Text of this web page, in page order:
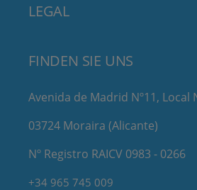
LEGAL
FINDEN SIE UNS
Avenida de Madrid Nº11, Local
03724 Moraira (Alicante)
Nº Registro RAICV 0983 - 0266
+34 965 745 009